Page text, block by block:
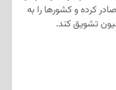
کرده و کشورها را به
تشویق کند.